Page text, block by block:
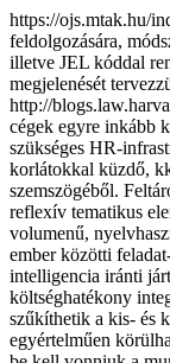
https://ojs.mtak.hu/
feldolgozására,
illetve JEL kóddal
megjelenését
http://
cégek egyre inkább
szükséges HR-
korlátokkal küzdő,
szemszögéből.
reflexív tematikus
volumenű,
ember közötti
intelligencia iránti
költséghatékony
szűkíthetik a kis- és
egyértelműen